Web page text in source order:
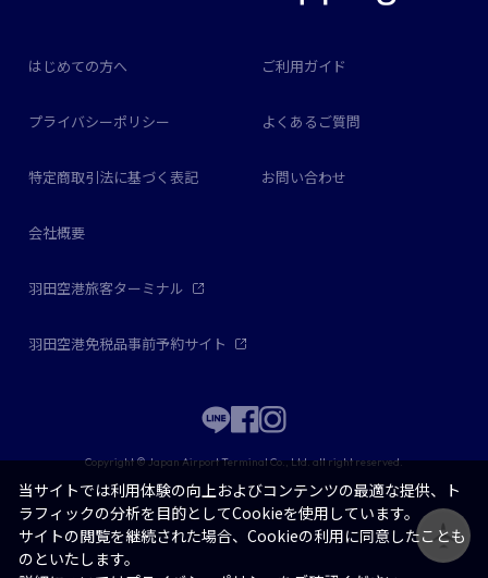
はじめての方へ ご利用ガイド
プライバシーポリシー よくあるご質問
特定商取引法に基づく表記 お問い合わせ
会社概要
羽田空港旅客ターミナル
羽田空港免税品事前予約サイト
Copyright © Japan Airport Terminal Co., Ltd. all right reserved.
当サイトでは利用体験の向上およびコンテンツの最適な提供、ト
ラフィックの分析を目的としてCookieを使用しています。
サイトの閲覧を継続された場合、Cookieの利用に同意したことも
のといたします。